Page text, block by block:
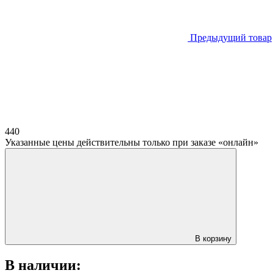
Предыдущий товар
440
Указанные цены действительны только при заказе «онлайн»
В корзину
В наличии: